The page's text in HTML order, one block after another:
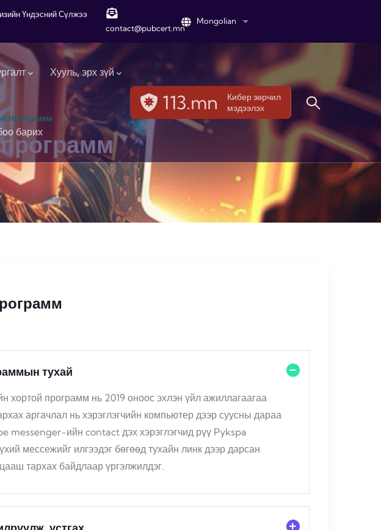
Үндэсний Сүлжээ
contact@pubcert.mn
Mongolian List additional actions
Хууль, эрх зүй
барих
113.mn
Кибер зөрчил
мэдээлэх
программ
тухай
хортой программ нь 2019 оноос эхлэн үйл ажиллагаагаа
аргачлал нь хэрэглэгчийн компьютер дээр суусны дараа
messenger-ийн contact дэх хэрэглэгчид рүү Pykspa
мессежийг илгээдэг бөгөөд тухайн линк дээр дарсан
тархах байдлаар үргэлжилдэг.